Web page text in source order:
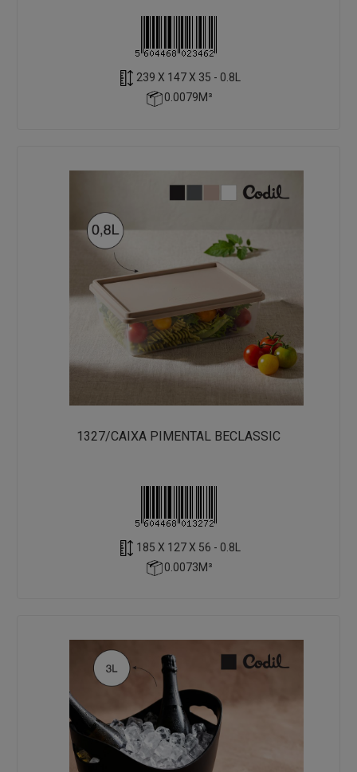
239 X 147 X 35 - 0.8L
0.0079M³
1327/CAIXA PIMENTAL BECLASSIC
185 X 127 X 56 - 0.8L
0.0073M³